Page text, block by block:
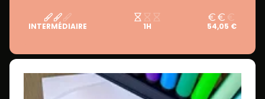
INTERMÉDIAIRE 1H 54,05 €